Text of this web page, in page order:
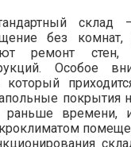
без
ремонт стен,
Особое
покрытия
раньше времени,